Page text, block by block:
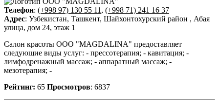
Телефон: (+998 97) 130 55 11 , (+998 71) 241 16 37
Адрес: Узбекистан, Ташкент, Шайхонтохурский район , Абая
улица, дом 24, этаж 1
Салон красоты ООО "MAGDALINA" предоставляет
следующие виды услуг: - прессотерапия; - кавитация; -
лимфодренажный массаж; - аппаратный массаж; -
мезотерапия; -
Рейтинг: 65 Просмотров: 6837